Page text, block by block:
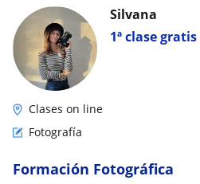
1ª clase gratis
Silvana
Clases on line
Fotografía
Formación Fotográfica